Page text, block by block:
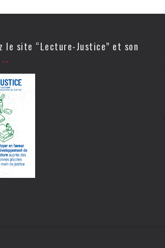
le site “Lecture-Justice” et son